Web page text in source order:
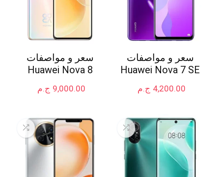
سعر و مواصفات
Huawei Nova 7 SE
ج.م 4,200.00
سعر و مواصفات
Huawei Nova 8
ج.م 9,000.00